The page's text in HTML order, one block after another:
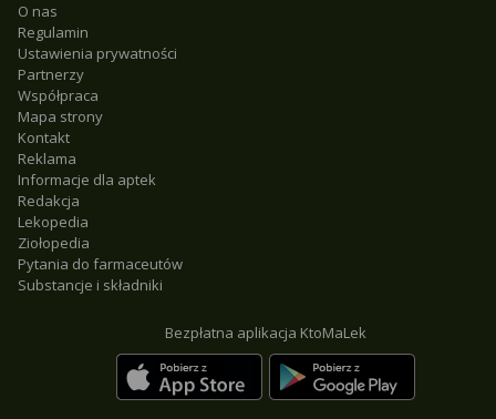
O nas
Regulamin
Ustawienia prywatności
Partnerzy
Współpraca
Mapa strony
Kontakt
Reklama
Informacje dla aptek
Redakcja
Lekopedia
Ziołopedia
Pytania do farmaceutów
Substancje i składniki
Bezpłatna aplikacja KtoMaLek